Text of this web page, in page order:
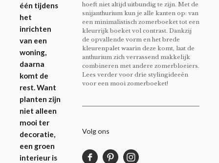
één tijdens
het
inrichten
van een
woning,
daarna
komt de
rest. Want
planten zijn
niet alleen
mooi ter
decoratie,
een groen
interieur is
hoeft niet altijd uitbundig te zijn. Met de
snijanthurium kun je alle kanten op: van
een minimalistisch zomerboeket tot een
kleurrijk boeket vol contrast. Dankzij
de opvallende vorm en het brede
kleurenpalet waarin deze komt, laat de
anthurium zich verrassend makkelijk
combineren met andere zomerbloeiers.
Lees verder voor drie stylingideeën
voor een mooi zomerboeket!
Volg ons